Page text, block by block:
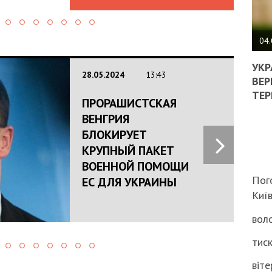
28.05.2024 13:43
ПРОРАШИСТСКАЯ
ВЕНГРИЯ
БЛОКИРУЕТ
КРУПНЫЙ ПАКЕТ
ВОЕННОЙ ПОМОЩИ
ЕС ДЛЯ УКРАИНЫ
НА
Київ